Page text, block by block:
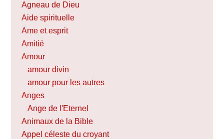
Agneau de Dieu
Aide spirituelle
Ame et esprit
Amitié
Amour
amour divin
amour pour les autres
Anges
Ange de l'Eternel
Animaux de la Bible
Appel céleste du croyant